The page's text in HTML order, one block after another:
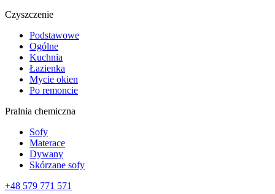
Czyszczenie
Podstawowe
Ogólne
Kuchnia
Łazienka
Mycie okien
Po remoncie
Pralnia chemiczna
Sofy
Materace
Dywany
Skórzane sofy
+48 579 771 571